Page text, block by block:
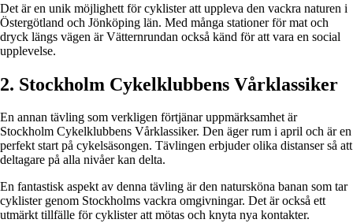
Det är en unik möjlighett för cyklister att uppleva den vackra naturen i
Östergötland och Jönköping län. Med många stationer för mat och
dryck längs vägen är Vätternrundan också känd för att vara en social
upplevelse.
2. Stockholm Cykelklubbens Vårklassiker
En annan tävling som verkligen förtjänar uppmärksamhet är
Stockholm Cykelklubbens Vårklassiker. Den äger rum i april och är en
perfekt start på cykelsäsongen. Tävlingen erbjuder olika distanser så att
deltagare på alla nivåer kan delta.
En fantastisk aspekt av denna tävling är den natursköna banan som tar
cyklister genom Stockholms vackra omgivningar. Det är också ett
utmärkt tillfälle för cyklister att mötas och knyta nya kontakter.